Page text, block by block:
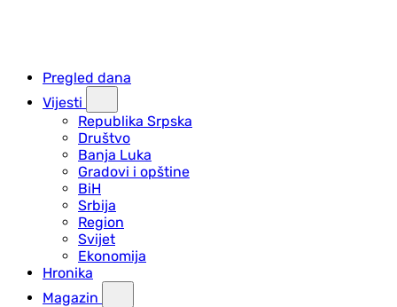
Pregled dana
Vijesti
Republika Srpska
Društvo
Banja Luka
Gradovi i opštine
BiH
Srbija
Region
Svijet
Ekonomija
Hronika
Magazin